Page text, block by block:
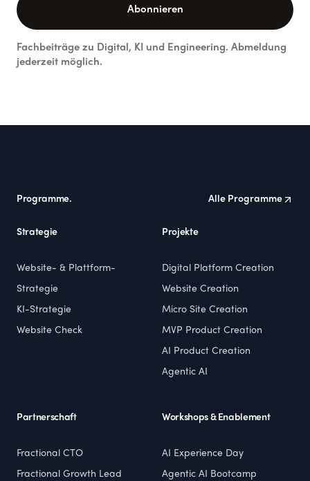
Abonnieren
Fachbeiträge zu Digital, KI und Engineering. Abmeldung
jederzeit möglich.
Programme. Alle Programme
Strategie
Website- & Plattform-
Strategie
KI-Strategie
Website Check
Projekte
Digital Platform Creation
Website Creation
Micro Site Creation
MVP Product Creation
AI Product Creation
Agentic AI
Partnerschaft
Fractional CTO
Fractional Growth Lead
Workshops & Enablement
AI Experience Day
Agentic AI Bootcamp